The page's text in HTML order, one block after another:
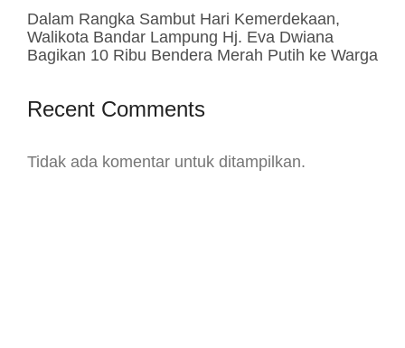
Dalam Rangka Sambut Hari Kemerdekaan,
Walikota Bandar Lampung Hj. Eva Dwiana
Bagikan 10 Ribu Bendera Merah Putih ke Warga
Recent Comments
Tidak ada komentar untuk ditampilkan.